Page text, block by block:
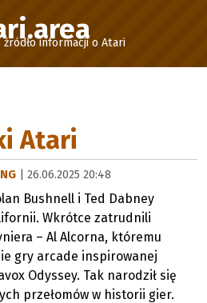
informacji o Atari
Atari
| 26.06.2025 20:48
Bushnell i Ted Dabney
Wkrótce zatrudnili
– Al Alcorna, któremu
gry arcade inspirowanej
Odyssey. Tak narodził się
przełomów w historii gier.